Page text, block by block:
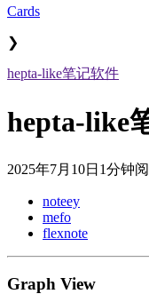
Cards
❯
hepta-like笔记软件
hepta-like
2025年7月10日 1分钟
noteey
mefo
flexnote
Graph View